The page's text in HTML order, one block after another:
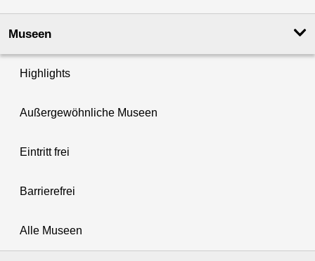
Museen
Highlights
Außergewöhnliche Museen
Eintritt frei
Barrierefrei
Alle Museen